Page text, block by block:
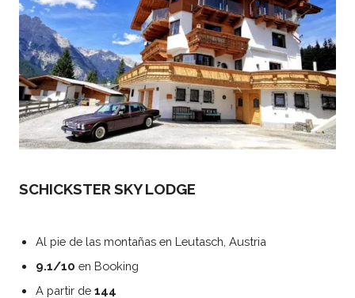
SCHICKSTER SKY LODGE
Al pie de las montañas en Leutasch, Austria
9.1/10 en Booking
A partir de 144